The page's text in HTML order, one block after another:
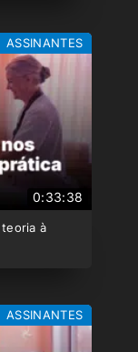
0:33:38
à
ASSINANTES
ASSINANTES